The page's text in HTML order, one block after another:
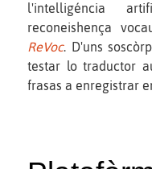
l'intelligéncia
reconeishença
ReVoc. D'uns
testar lo traductor
frasas a enregistrar